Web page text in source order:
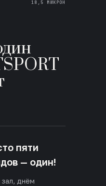
18,5 МИКРОН
пяти
— один!
днём